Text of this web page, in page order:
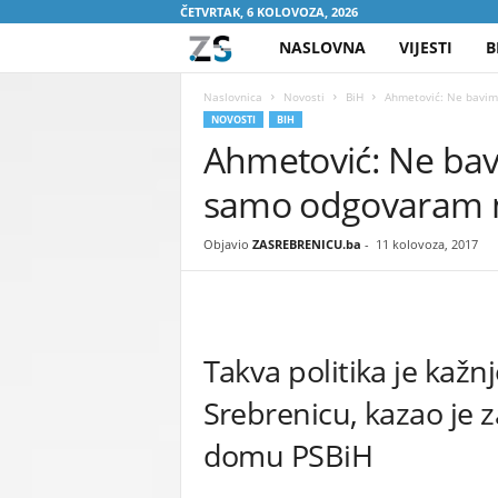
ČETVRTAK, 6 KOLOVOZA, 2026
A
E
NASLOVNA VIJESTI
Naslovnica Novosti BiH Ahmetović: Ne
NOVOSTI BIH
Ahmetović: Ne
samo
Objavio ZASREBRENICU.ba - 11 kolovoza, 2017
Takva politika je
Srebrenicu, kazao je
domu PSBiH